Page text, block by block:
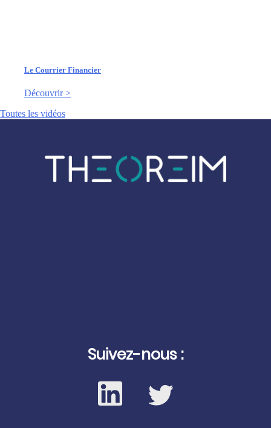
Le Courrier Financier
Découvrir >
Toutes les vidéos
Suivez-nous :